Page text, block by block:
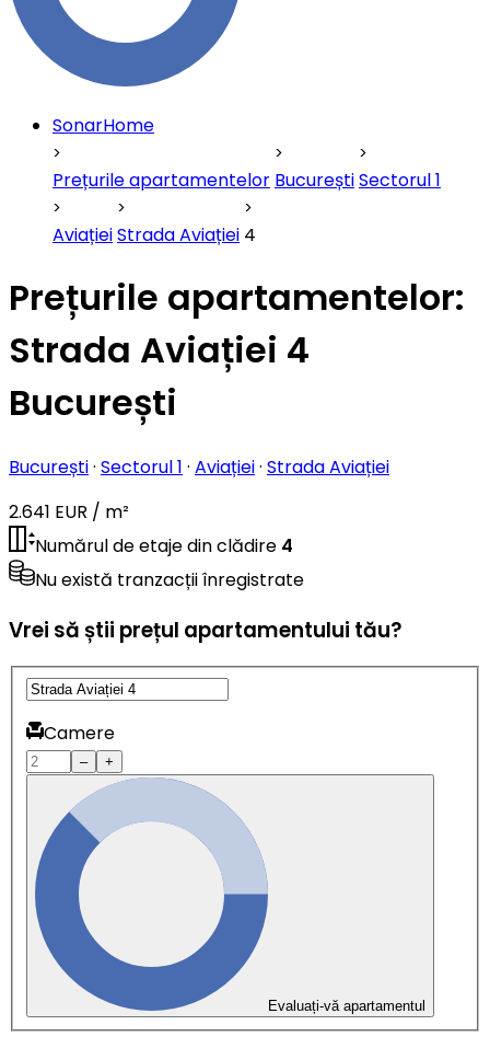
SonarHome
Prețurile apartamentelor BucureștiSectorul 1
AviațieiStrada Aviației 4
Prețurile apartamentelor:
Strada Aviației 4
București
București· Sectorul 1 · Aviației· Strada Aviației
2.641 EUR / m²
Numărul de etaje din clădire 4
Nu există tranzacții înregistrate
Vrei să știi prețul apartamentului tău?
Camere
– +
Evaluați-vă apartamentul